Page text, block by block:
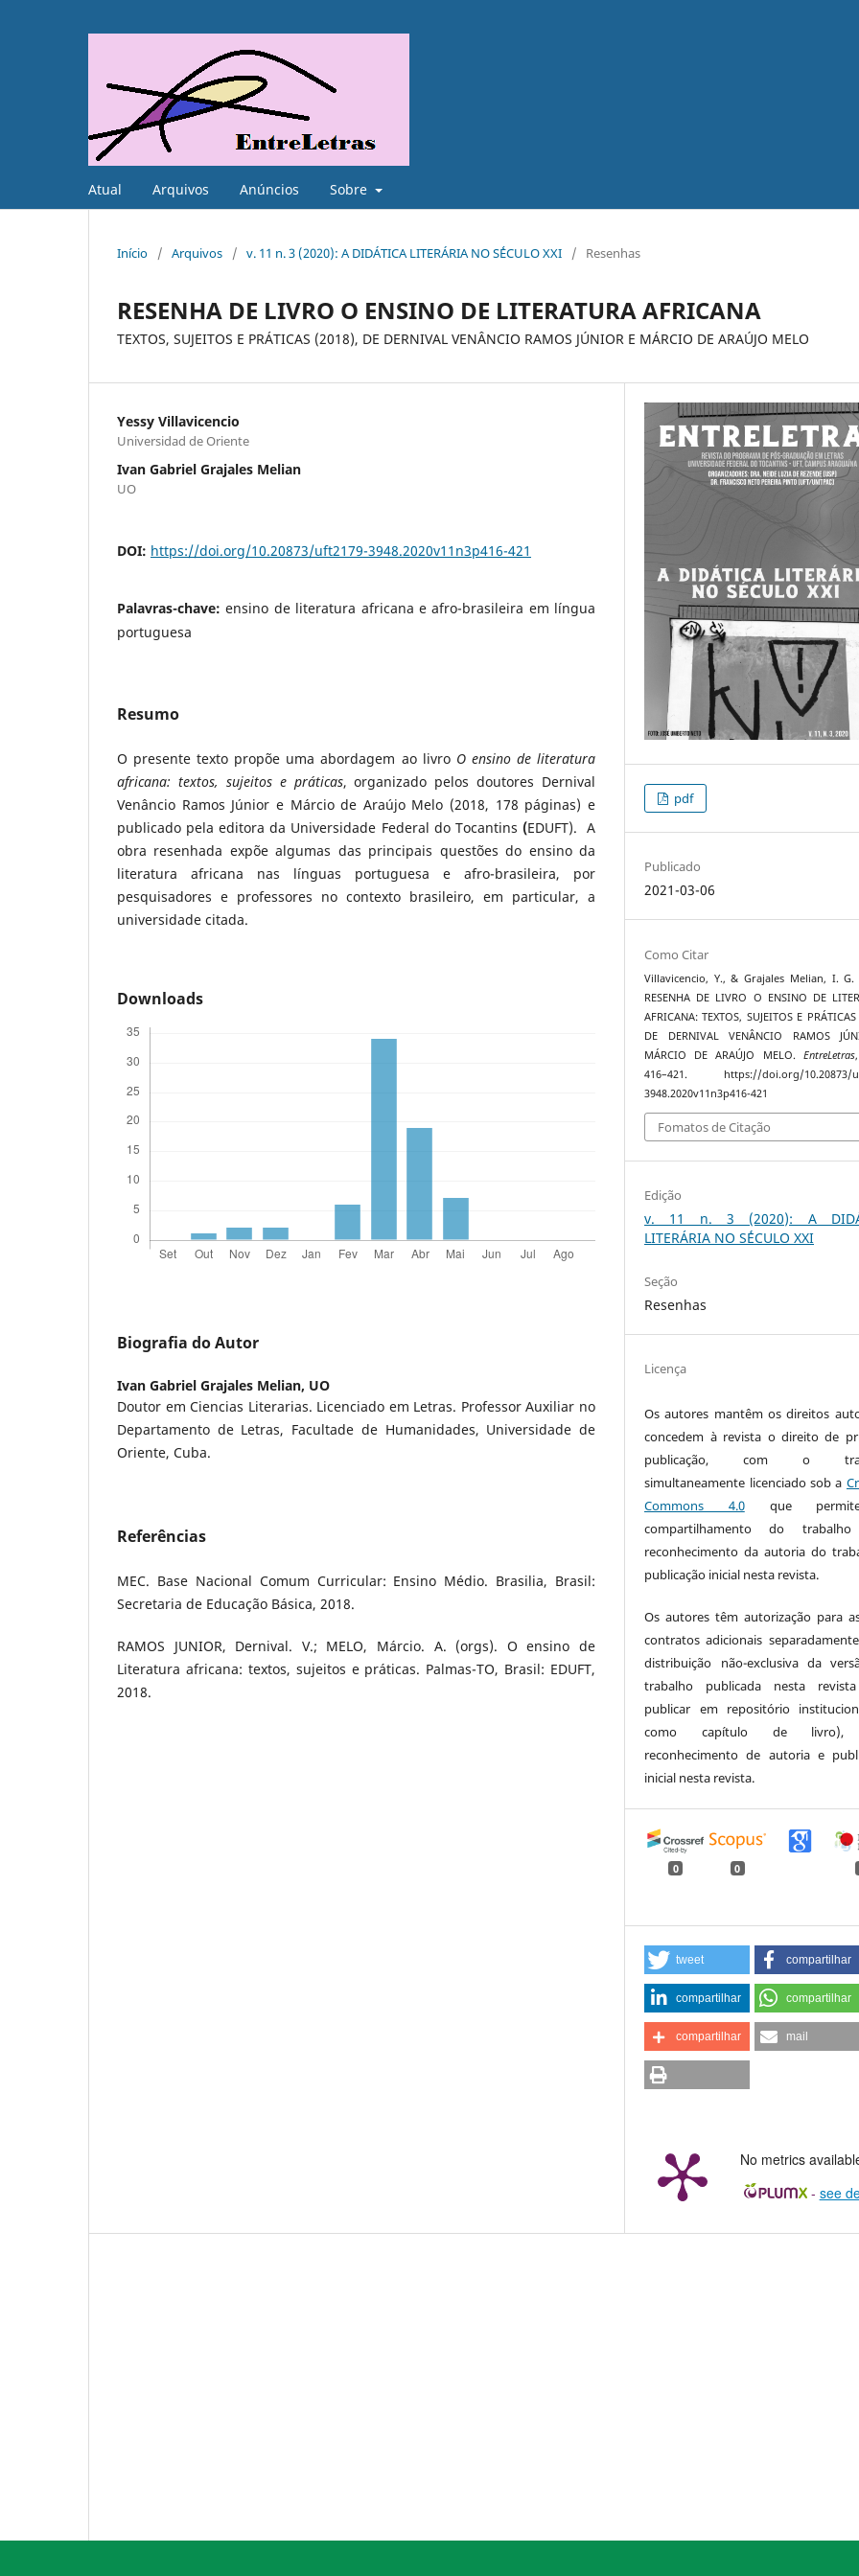
Atual Arquivos Anúncios Sobre
Início / Arquivos / v. 11 n. 3 (2020): A DIDÁTICA LITERÁRIA NO S´ÉCULO XXI / Resenhas
RESENHA DE LIVRO O ENSINO DE LITERATURA AFRICANA
TEXTOS, SUJEITOS E PRÁTICAS (2018), DE DERNIVAL VENÂNCIO RAMOS JÚNIOR E MÁRCIO DE ARAÚJO MELO
Yessy Villavicencio
Universidad de Oriente
Ivan Gabriel Grajales Melian
UO
DOI: https://doi.org/10.20873/uft2179-3948.2020v11n3p416-421
Palavras-chave:ensino de literatura africana e afro-brasileira em língua
portuguesa
Resumo
O presente texto propõe uma abordagem ao livro O ensino de literatura
africana: textos, sujeitos e práticas, organizado pelos doutores Dernival
Venâncio Ramos Júnior e Márcio de Araújo Melo (2018, 178 páginas) e
publicado pela editora da Universidade Federal do Tocantins (EDUFT). A
obra resenhada expõe algumas das principais questões do ensino da
literatura africana nas línguas portuguesa e afro-brasileira, por
pesquisadores e professores no contexto brasileiro, em particular, a
universidade citada.
Downloads
Biografia do Autor
Ivan Gabriel Grajales Melian, UO
Doutor em Ciencias Literarias. Licenciado em Letras. Professor Auxiliar no
Departamento de Letras, Facultade de Humanidades, Universidade de
Oriente, Cuba.
Referências
MEC. Base Nacional Comum Curricular: Ensino Médio. Brasilia, Brasil:
Secretaria de Educação Básica, 2018.
RAMOS JUNIOR, Dernival. V.; MELO, Márcio. A. (orgs). O ensino de
Literatura africana: textos, sujeitos e práticas. Palmas-TO, Brasil: EDUFT,
2018.
pdf
Publicado
2021-03-06
Como Citar
Villavicencio, Y., & Grajales Melian, I. G.
RESENHA DE LIVRO O ENSINO DE
AFRICANA: TEXTOS, SUJEITOS E
DE DERNIVAL VENÂNCIO RAMOS
MÁRCIO DE ARAÚJO MELO. EntreLetras,
416–421. https://doi.org/10.20873/
3948.2020v11n3p416-421
Fomatos de Citação
Edição
v. 11 n. 3 (2020): A
LITERÁRIA NO S´ÉCULO XXI
Seção
Resenhas
Licença
Os autores mantêm os direitos
concedem à revista o direito de
publicação, com o
simultaneamente licenciado sob a
Commons 4.0que
compartilhamento do
reconhecimento da autoria do
publicação inicial nesta revista.
Os autores têm autorização para
contratos adicionais
distribuição não-exclusiva da
trabalho publicada nesta
publicar em repositório
como capítulo de livro),
reconhecimento de autoria e
inicial nesta revista.
0 0
tweet compartilhar
compartilhar compartilhar
compartilhar mail
No metrics
- see